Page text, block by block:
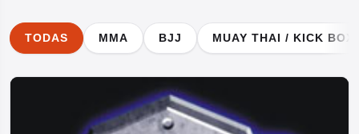
TODAS MMA BJJ MUAY THAI / KICK